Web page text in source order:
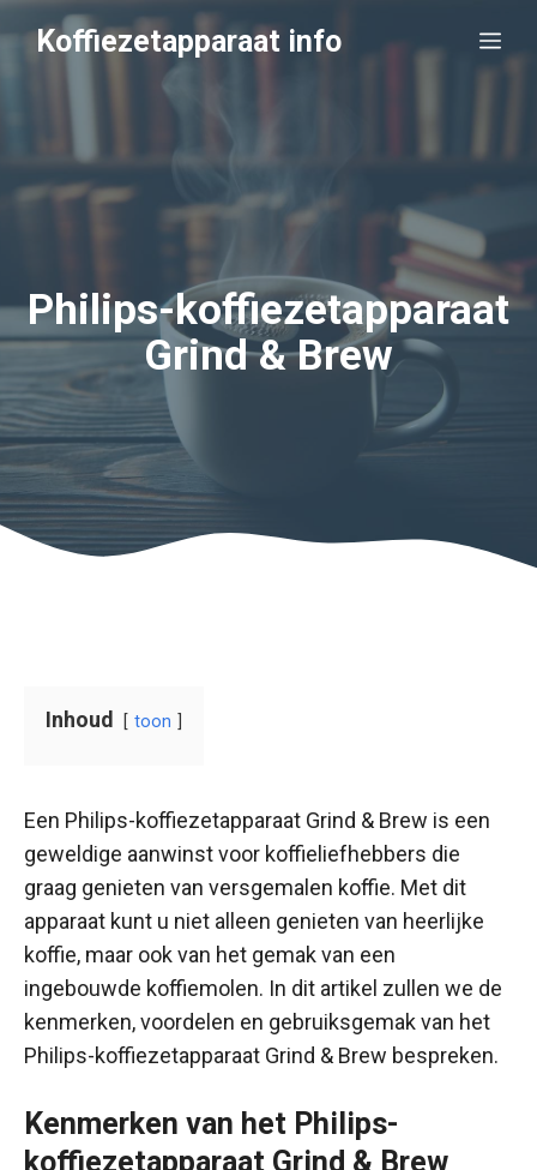
naarKoffiezetapparaat info
Philips-koffiezetapparaat
Grind & Brew
Inhoud toon
Een Philips-koffiezetapparaat Grind & Brew is een
geweldige aanwinst voor koffieliefhebbers die
graag genieten van versgemalen koffie. Met dit
apparaat kunt u niet alleen genieten van heerlijke
koffie, maar ook van het gemak van een
ingebouwde koffiemolen. In dit artikel zullen we de
kenmerken, voordelen en gebruiksgemak van het
Philips-koffiezetapparaat Grind & Brew bespreken.
Kenmerken van het Philips-
koffiezetapparaat Grind & Brew